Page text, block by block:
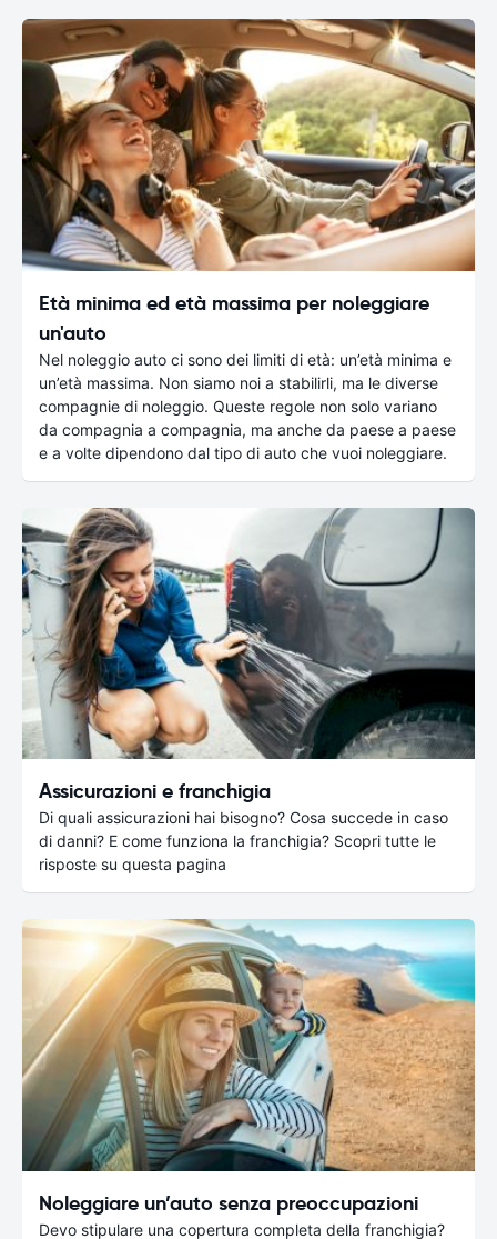
Età minima ed età massima per noleggiare
un'auto
Nel noleggio auto ci sono dei limiti di età: un’età minima e
un’età massima. Non siamo noi a stabilirli, ma le diverse
compagnie di noleggio. Queste regole non solo variano
da compagnia a compagnia, ma anche da paese a paese
e a volte dipendono dal tipo di auto che vuoi noleggiare.
Assicurazioni e franchigia
Di quali assicurazioni hai bisogno? Cosa succede in caso
di danni? E come funziona la franchigia? Scopri tutte le
risposte su questa pagina
Noleggiare un’auto senza preoccupazioni
Devo stipulare una copertura completa della franchigia?